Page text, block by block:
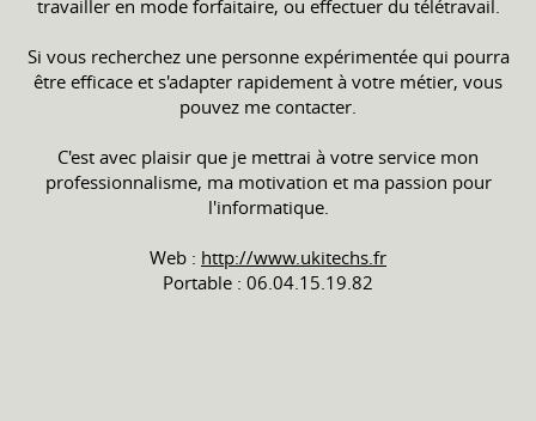
travailler en mode forfaitaire, ou effectuer du télétravail.
Si vous recherchez une personne expérimentée qui pourra
être efficace et s'adapter rapidement à votre métier, vous
pouvez me contacter.
C'est avec plaisir que je mettrai à votre service mon
professionnalisme, ma motivation et ma passion pour
l'informatique.
Web : http://www.ukitechs.fr
Portable : 06.04.15.19.82